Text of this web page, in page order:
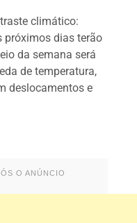
climático:
próximos dias terão
da semana será
de temperatura,
deslocamentos e
O ANÚNCIO